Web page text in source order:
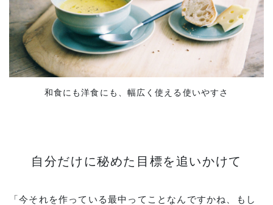
和食にも洋食にも、幅広く使える使いやすさ
自分だけに秘めた目標を追いかけて
「今それを作っている最中ってことなんですかね、もし